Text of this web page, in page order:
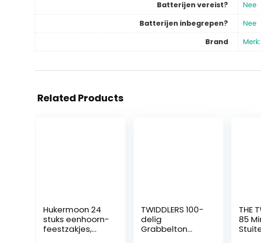
Batterijen vereist?
‎Nee
Batterijen inbegrepen?
‎Nee
Brand
Related Products
Hukermoon 24
stuks eenhoorn-
feestzakjes,
TWIDDLERS 100-
delig
Grabbelton
THE
85